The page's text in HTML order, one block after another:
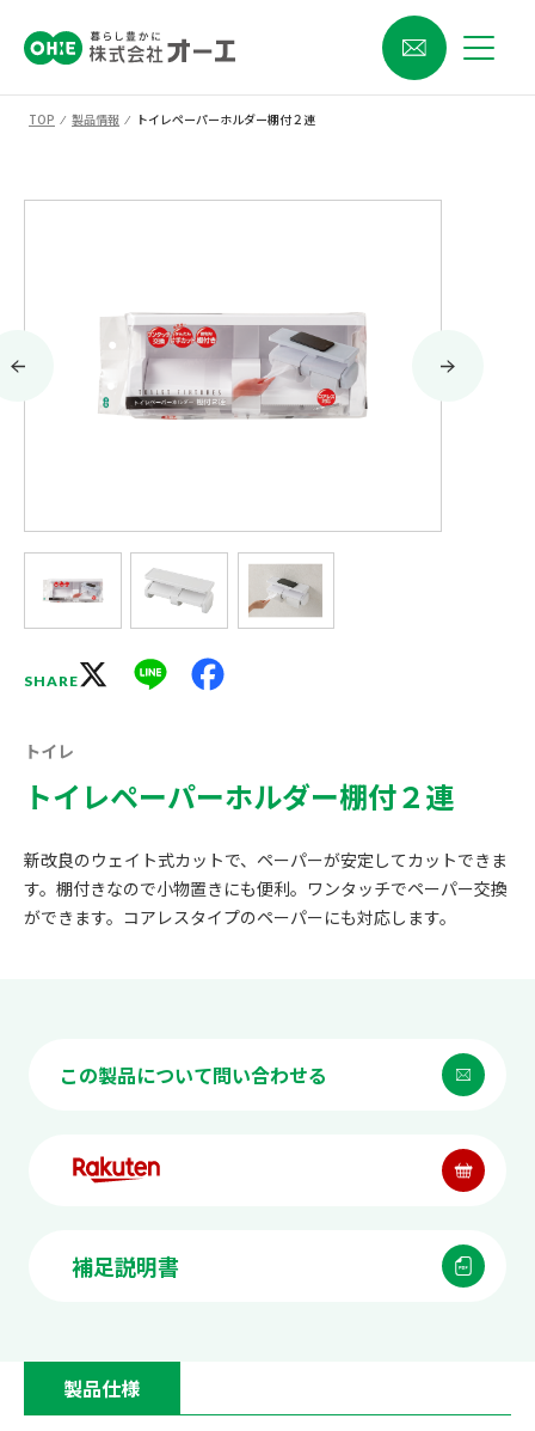
TOP ⁄ 製品情報 ⁄ トイレペーパーホルダー棚付２連
SHARE Line
トイレ
トイレペーパーホルダー棚付２連
新改良のウェイト式カットで、ペーパーが安定してカットできま
す。棚付きなので小物置きにも便利。ワンタッチでペーパー交換
ができます。コアレスタイプのペーパーにも対応します。
製品仕様
この製品について問い合わせる
補足説明書